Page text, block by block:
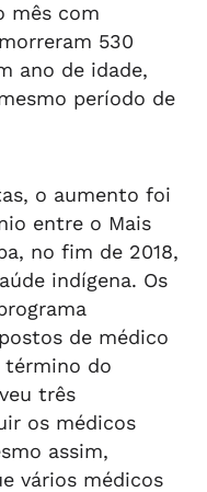
mês com
530
ano de idade,
período de
o aumento foi
entre o Mais
no fim de 2018,
indígena. Os
de médico
término do
três
os médicos
assim,
vários médicos